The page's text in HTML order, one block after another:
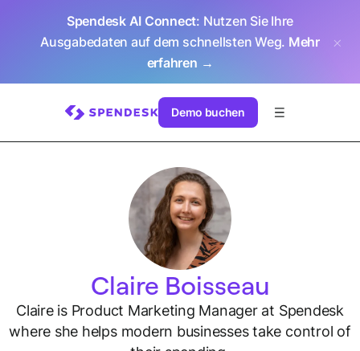
Spendesk AI Connect: Nutzen Sie Ihre
Ausgabedaten auf dem schnellsten Weg. Mehr
erfahren →
Demo buchen
Claire Boisseau
Claire is Product Marketing Manager at Spendesk
where she helps modern businesses take control of